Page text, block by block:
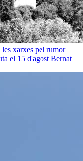
xarxes pel rumor
el 15 d'agost Bernat